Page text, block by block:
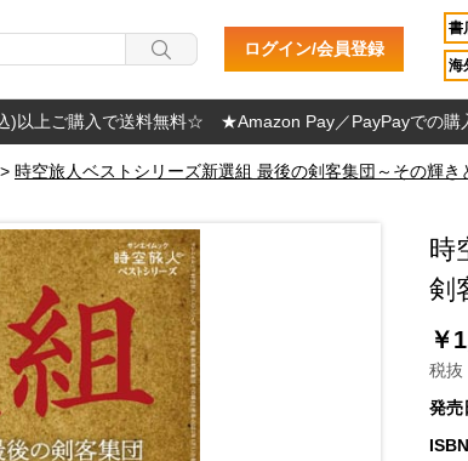
ログイン/会員登録
書
海
)以上ご購入で送料無料☆ ★Amazon Pay／PayPayでの購
> 時空旅人ベストシリーズ新選組 最後の剣客集団～その輝き
時
剣
￥
税抜
発売
ISBN